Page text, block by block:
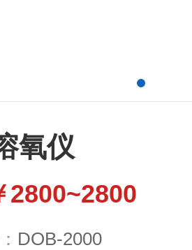
氧仪
2800~2800
DOB-2000